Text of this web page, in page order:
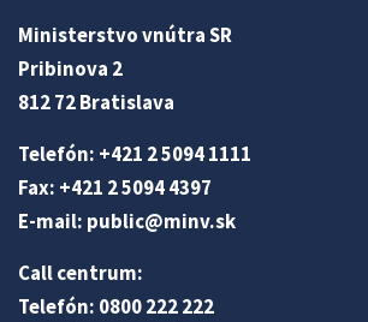
Ministerstvo vnútra SR
Pribinova 2
812 72 Bratislava
Telefón: +421 2 5094 1111
Fax: +421 2 5094 4397
E-mail: public@minv.sk
Call centrum:
Telefón: 0800 222 222